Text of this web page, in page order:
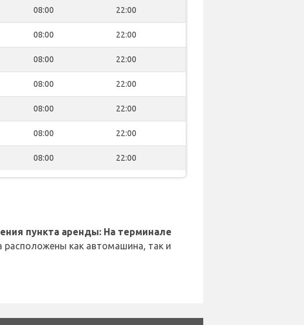
08:00 22:00
08:00 22:00
08:00 22:00
08:00 22:00
08:00 22:00
08:00 22:00
08:00 22:00
пункта аренды: На терминале
расположены как автомашина, так и